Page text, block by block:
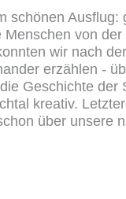
schönen Ausflug:
von der
wir nach
erzählen -
Geschichte der
kreativ.
über unsere